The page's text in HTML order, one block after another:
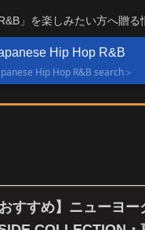
」を楽しみたい方へ贈
Hip Hop R&B
Hip Hop R&B search＞
すすめ】ニューヨ